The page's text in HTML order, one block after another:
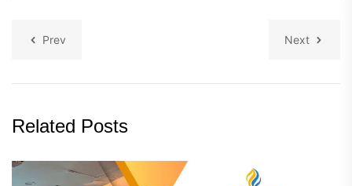
Prev Next
Related Posts